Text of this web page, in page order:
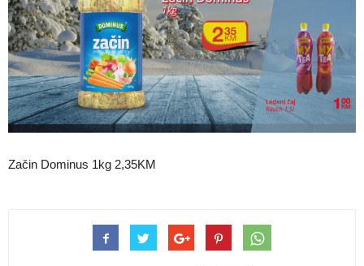
Začin Dominus 1kg 2,35KM